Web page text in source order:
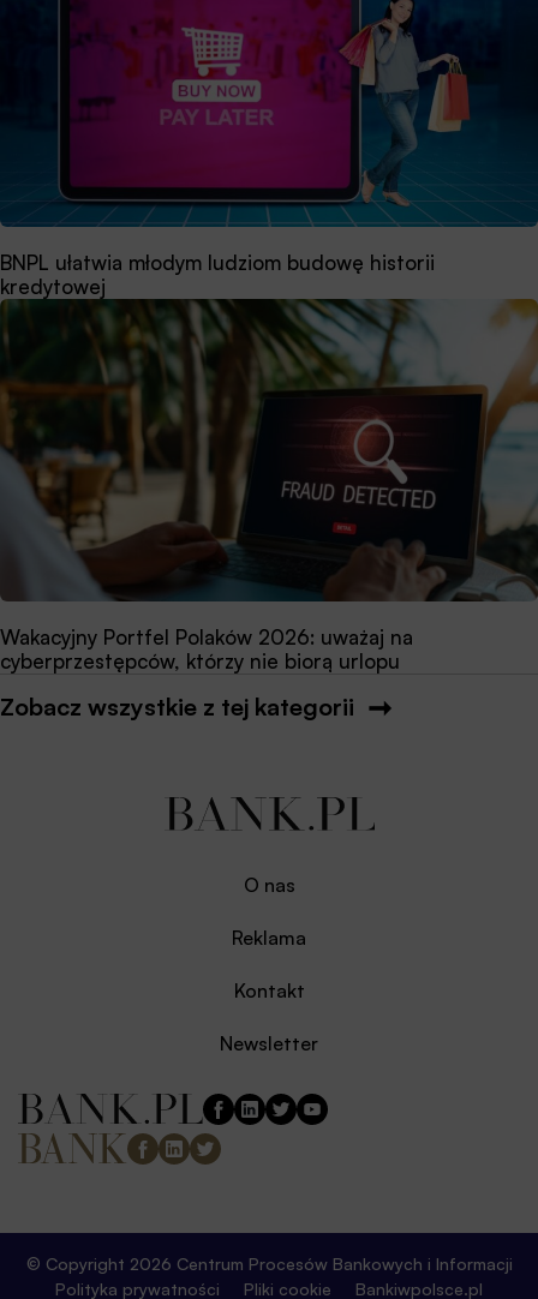
BNPL ułatwia młodym ludziom budowę historii
kredytowej
Wakacyjny Portfel Polaków 2026: uważaj na
cyberprzestępców, którzy nie biorą urlopu
Zobacz wszystkie z tej kategorii
O nas
Reklama
Kontakt
Newsletter
© Copyright 2026 Centrum Procesów Bankowych i Informacji
Polityka prywatności
Pliki cookie Bankiwpolsce.pl